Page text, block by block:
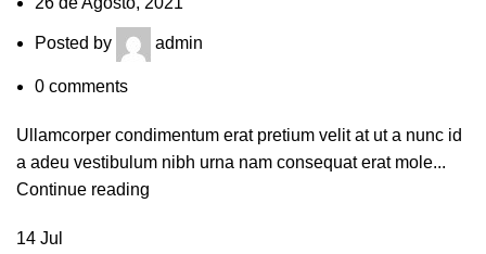
Posted by admin
0 comments
Ullamcorper condimentum erat pretium velit at ut a nunc id
a adeu vestibulum nibh urna nam consequat erat mole...
Continue reading
14 Jul